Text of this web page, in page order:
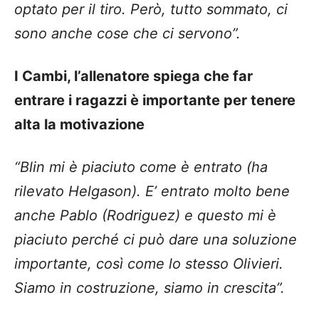
optato per il tiro. Però, tutto sommato, ci
sono anche cose che ci servono”.
I Cambi, l’allenatore spiega che far
entrare i ragazzi è importante per tenere
alta la motivazione
“Blin mi è piaciuto come è entrato (ha
rilevato Helgason). E’ entrato molto bene
anche Pablo (Rodriguez) e questo mi è
piaciuto perché ci può dare una soluzione
importante, così come lo stesso Olivieri.
Siamo in costruzione, siamo in crescita”.